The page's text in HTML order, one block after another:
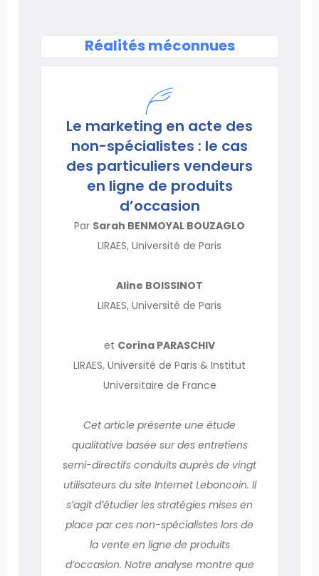
Réalités méconnues
Le marketing en acte des
non-spécialistes : le cas
des particuliers vendeurs
en ligne de produits
d’occasion
Par Sarah BENMOYAL BOUZAGLO
LIRAES, Université de Paris
Aline BOISSINOT
LIRAES, Université de Paris
et Corina PARASCHIV
LIRAES, Université de Paris & Institut
Universitaire de France
Cet article présente une étude
qualitative basée sur des entretiens
semi-directifs conduits auprès de vingt
utilisateurs du site Internet Leboncoin. Il
s’agit d’étudier les stratégies mises en
place par ces non-spécialistes lors de
la vente en ligne de produits
d’occasion. Notre analyse montre que